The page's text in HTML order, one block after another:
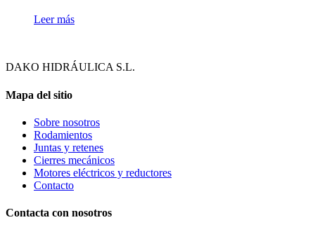
Leer más
DAKO HIDRÁULICA S.L.
Mapa del sitio
Sobre nosotros
Rodamientos
Juntas y retenes
Cierres mecánicos
Motores eléctricos y reductores
Contacto
Contacta con nosotros